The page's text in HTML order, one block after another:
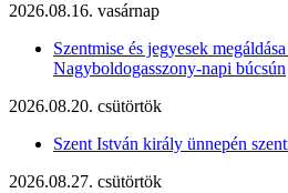
2026.08.16. vasárnap
Szentmise és jegyesek
Nagyboldogasszony-napi búcsún
2026.08.20. csütörtök
Szent István király ünnepén
2026.08.27. csütörtök